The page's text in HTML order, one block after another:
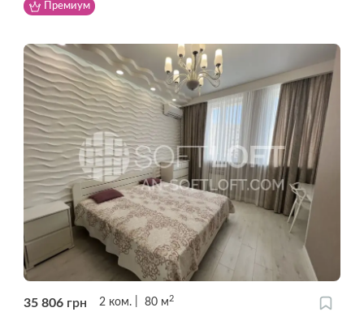
Премиум
35 806 грн 2 ком. 80 м 2